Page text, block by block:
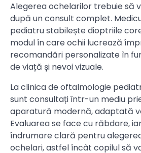
Alegerea ochelarilor trebuie să
după un consult complet.
pediatru stabilește dioptriile
modul în care ochii lucrează
recomandări personalizate în
de viață și nevoi vizuale.
La clinica de oftalmologie
sunt consultați într-un mediu
aparatură modernă, adaptată
Evaluarea se face cu răbdare,
îndrumare clară pentru
ochelari, astfel încât copilul să